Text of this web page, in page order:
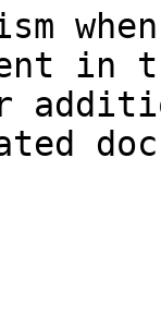
in